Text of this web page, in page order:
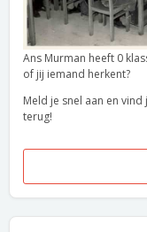
Ans Murman heeft 0
of jij iemand herkent?
Meld je snel aan en
terug!